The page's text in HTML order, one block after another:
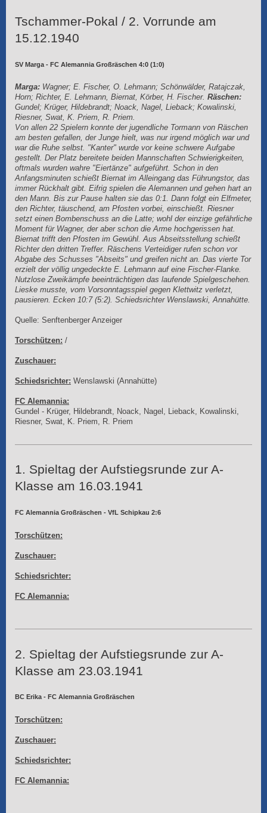
Tschammer-Pokal / 2. Vorrunde am
15.12.1940
SV Marga - FC Alemannia Großräschen 4:0 (1:0)
Marga: Wagner; E. Fischer, O. Lehmann; Schönwälder, Ratajczak,
Horn; Richter, E. Lehmann, Biernat, Körber, H. Fischer. Räschen:
Gundel; Krüger, Hildebrandt; Noack, Nagel, Lieback; Kowalinski,
Riesner, Swat, K. Priem, R. Priem.
Von allen 22 Spielern konnte der jugendliche Tormann von Räschen
am besten gefallen, der Junge hielt, was nur irgend möglich war und
war die Ruhe selbst. "Kanter" wurde vor keine schwere Aufgabe
gestellt. Der Platz bereitete beiden Mannschaften Schwierigkeiten,
oftmals wurden wahre "Eiertänze" aufgeführt. Schon in den
Anfangsminuten schießt Biernat im Alleingang das Führungstor, das
immer Rückhalt gibt. Eifrig spielen die Alemannen und gehen hart an
den Mann. Bis zur Pause halten sie das 0:1. Dann folgt ein Elfmeter,
den Richter, täuschend, am Pfosten vorbei, einschießt. Riesner
setzt einen Bombenschuss an die Latte; wohl der einzige gefährliche
Moment für Wagner, der aber schon die Arme hochgerissen hat.
Biernat trifft den Pfosten im Gewühl. Aus Abseitsstellung schießt
Richter den dritten Treffer. Räschens Verteidiger rufen schon vor
Abgabe des Schusses "Abseits" und greifen nicht an. Das vierte Tor
erzielt der völlig ungedeckte E. Lehmann auf eine Fischer-Flanke.
Nutzlose Zweikämpfe beeinträchtigen das laufende Spielgeschehen.
Lieske musste, vom Vorsonntagsspiel gegen Klettwitz verletzt,
pausieren. Ecken 10:7 (5:2). Schiedsrichter Wenslawski, Annahütte.
Quelle: Senftenberger Anzeiger
Torschützen: /
Zuschauer:
Schiedsrichter: Wenslawski (Annahütte)
FC Alemannia:
Gundel - Krüger, Hildebrandt, Noack, Nagel, Lieback, Kowalinski,
Riesner, Swat, K. Priem, R. Priem
1. Spieltag der Aufstiegsrunde zur A-
Klasse am 16.03.1941
FC Alemannia Großräschen - VfL Schipkau 2:6
Torschützen:
Zuschauer:
Schiedsrichter:
FC Alemannia:
2. Spieltag der Aufstiegsrunde zur A-
Klasse am 23.03.1941
BC Erika - FC Alemannia Großräschen
Torschützen:
Zuschauer:
Schiedsrichter:
FC Alemannia: